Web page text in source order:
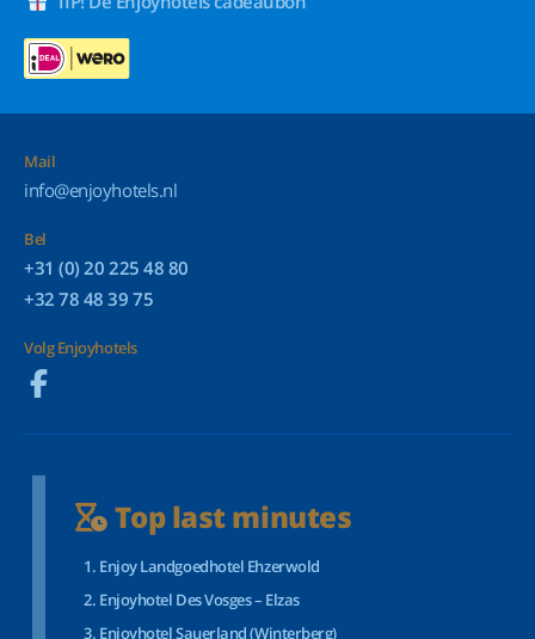
Mail
info@enjoyhotels.nl
Bel
+31 (0) 20 225 48 80
+32 78 48 39 75
Volg Enjoyhotels
Top last minutes
Enjoy Landgoedhotel Ehzerwold
Enjoyhotel Des Vosges – Elzas
Enjoyhotel Sauerland (Winterberg)